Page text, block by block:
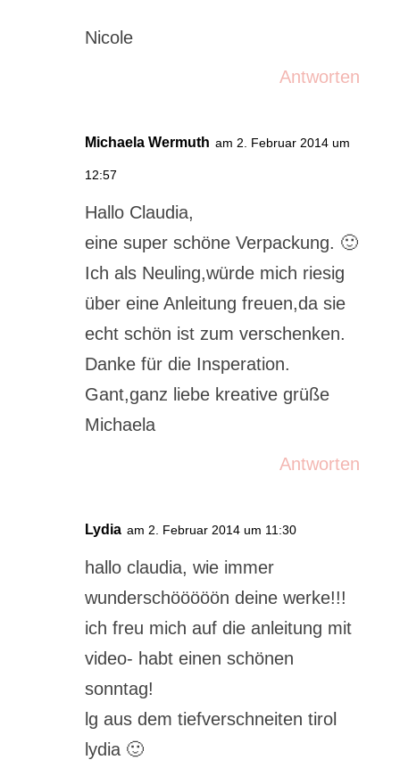
Nicole
Antworten
Michaela Wermuth am 2. Februar 2014 um
12:57
Hallo Claudia,
eine super schöne Verpackung. 🙂
Ich als Neuling,würde mich riesig
über eine Anleitung freuen,da sie
echt schön ist zum verschenken.
Danke für die Insperation.
Gant,ganz liebe kreative grüße
Michaela
Antworten
Lydia am 2. Februar 2014 um 11:30
hallo claudia, wie immer
wunderschööööön deine werke!!!
ich freu mich auf die anleitung mit
video- habt einen schönen
sonntag!
lg aus dem tiefverschneiten tirol
lydia 🙂